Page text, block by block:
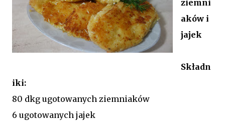
ziemni
aków i
jajek
Składn
iki:
80 dkg ugotowanych ziemniaków
6 ugotowanych jajek